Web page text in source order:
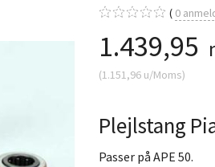
0
1.439,95
(1.151,96u/Moms)
Plejlstang
Passer på APE 50.